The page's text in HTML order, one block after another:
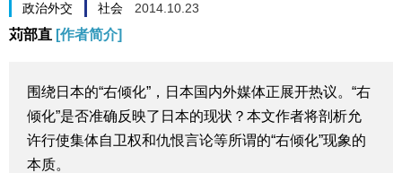
生活与旅游
深度报道
视觉日本
政治外交 社会 2014.10.23
苅部直 [作者简介]
围绕日本的“右倾化”，日本国内外媒体正展开热议。“右
倾化”是否准确反映了日本的现状？本文作者将剖析允
许行使集体自卫权和仇恨言论等所谓的“右倾化”现象的
本质。